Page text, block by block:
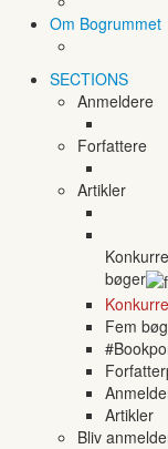
Om Bogrummet
SECTIONS
Anmeldere
Forfattere
Artikler
bøger
Fem
Artikler
Bliv